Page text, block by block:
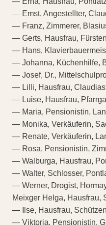
— Emst, Angestellter,
— Franz, Zimmerer,
— Gerts, Hausfrau,
— Hans,
— Johanna, Küchenhilfe,
— Josef, Dr.,
— Lilli, Hausfrau,
— Luise, Hausfrau,
— Maria, Pensionistin,
— Monika, Verkäuferin,
— Renate, Verkäuferin,
— Rosa, Pensionistin,
— Walburga, Hausfrau,
— Walter, Schlosser,
— Werner, Drogist,
Meixger Helga, Hausfrau,
— Ilse, Hausfrau,
— Viktoria, Pensionistin,